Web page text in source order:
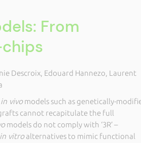
From
Descroix, Edouard Hannezo, Laurent
in vivomodels such as genetically-
cannot recapitulate the full
models do not comply with ‘3R’ –
in vitroalternatives to mimic functional